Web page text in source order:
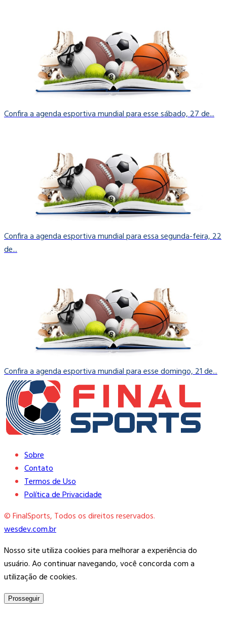
Confira a agenda esportiva mundial para esse sábado, 27 de...
Confira a agenda esportiva mundial para essa segunda-feira, 22
de...
Confira a agenda esportiva mundial para esse domingo, 21 de...
Sobre
Contato
Termos de Uso
Política de Privacidade
© FinalSports, Todos os direitos reservados.
wesdev.com.br
Nosso site utiliza cookies para melhorar a experiência do
usuário. Ao continuar navegando, você concorda com a
utilização de cookies.
Prosseguir